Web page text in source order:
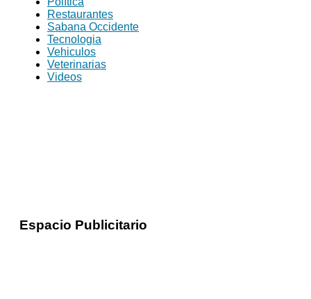
Restaurantes
Sabana Occidente
Tecnologia
Vehiculos
Veterinarias
Videos
Espacio Publicitario